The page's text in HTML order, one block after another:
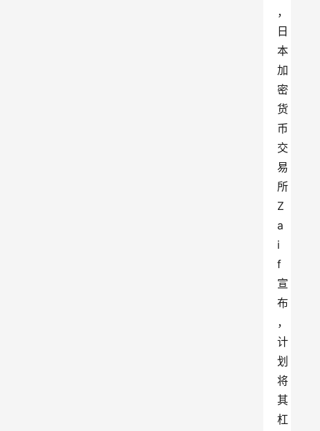
，
日
本
加
密
货
币
交
易
所
Z
a
i
f
宣
布
，
计
划
将
其
杠